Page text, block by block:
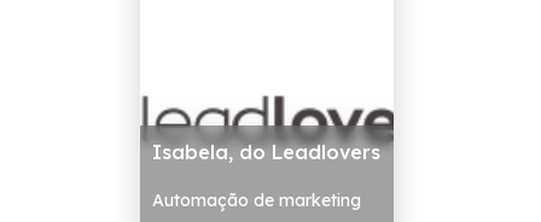
Isabela, do Leadlovers
Automação de marketing